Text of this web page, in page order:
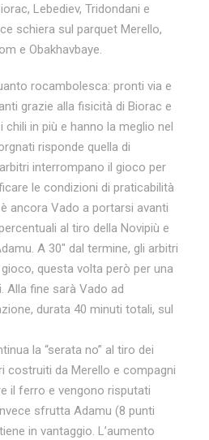
Lebediev, Tridondani e
schiera sul parquet Merello,
e Obakhavbaye.
rocambolesca: pronti via e
grazie alla fisicità di Biorac e
in più e hanno la meglio nel
risponde quella di
interrompano il gioco per
le condizioni di praticabilità
ancora Vado a portarsi avanti
al tiro della Novipiù e
A 30″ dal termine, gli arbitri
questa volta però per una
Alla fine sarà Vado ad
durata 40 minuti totali, sul
la “serata no” al tiro dei
costruiti da Merello e compagni
il ferro e vengono risputati
sfrutta Adamu (8 punti
in vantaggio. L’aumento